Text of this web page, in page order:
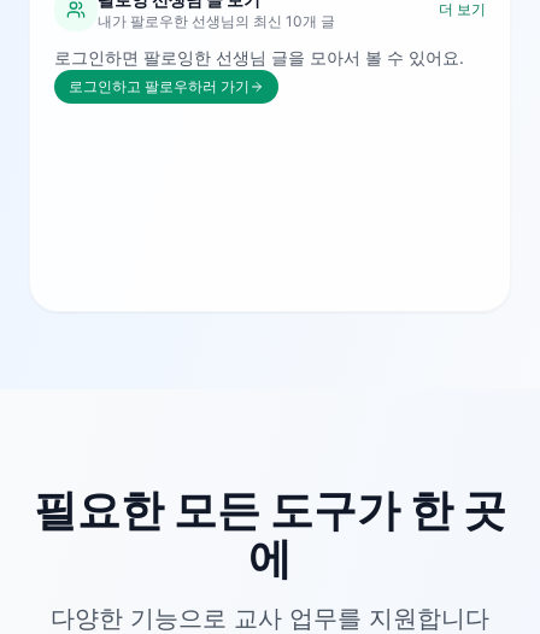
내가 팔로우한 선생님의 최신 10개 글
더 보기
로그인하면 팔로잉한 선생님 글을 모아서 볼 수 있어요.
로그인하고 팔로우하러 가기
필요한 모든 도구가 한 곳
에
다양한 기능으로 교사 업무를 지원합니다